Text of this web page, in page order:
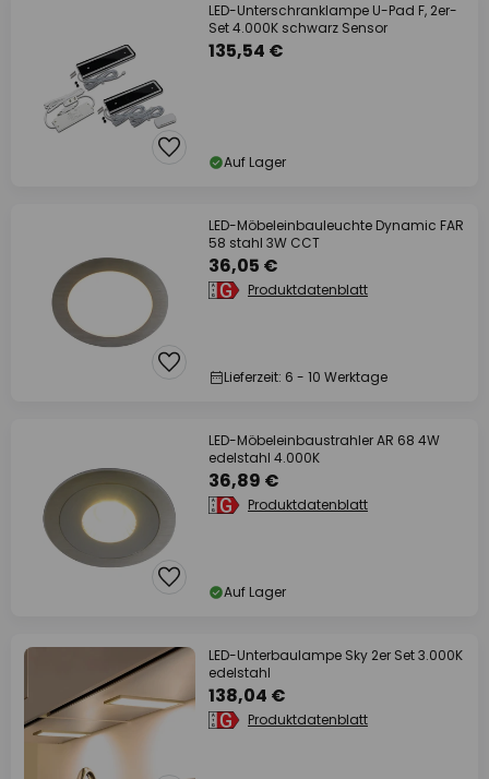
LED-Unterschranklampe U-Pad F, 2er-
Set 4.000K schwarz Sensor
135,54 €
Auf Lager
LED-Möbeleinbauleuchte Dynamic FAR
58 stahl 3W CCT
36,05 €
Produktdatenblatt
Lieferzeit: 6 - 10 Werktage
LED-Möbeleinbaustrahler AR 68 4W
edelstahl 4.000K
36,89 €
Produktdatenblatt
Auf Lager
LED-Unterbaulampe Sky 2er Set 3.000K
edelstahl
138,04 €
Produktdatenblatt